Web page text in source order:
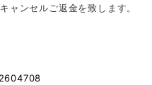
ャンセルご返金を致します。